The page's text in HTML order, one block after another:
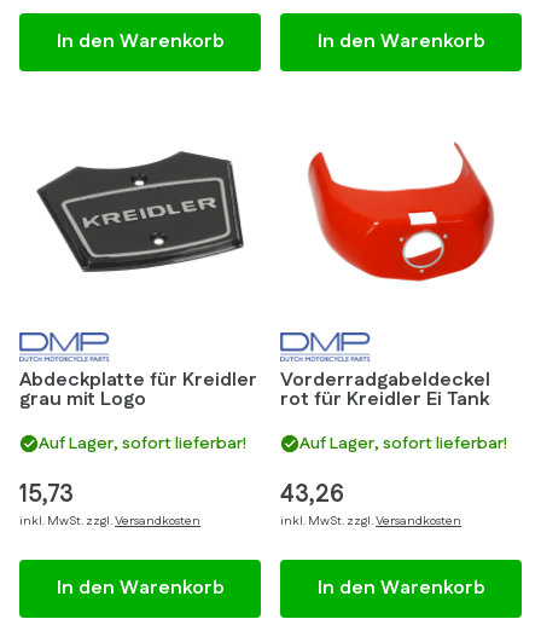
In den Warenkorb In den Warenkorb
Abdeckplatte für Kreidler
grau mit Logo
Auf Lager, sofort lieferbar!
15,73
inkl. MwSt. zzgl.Versandkosten
In den Warenkorb
Vorderradgabeldeckel
rot für Kreidler Ei Tank
Auf Lager, sofort lieferbar!
43,26
inkl. MwSt. zzgl.Versandkosten
In den Warenkorb